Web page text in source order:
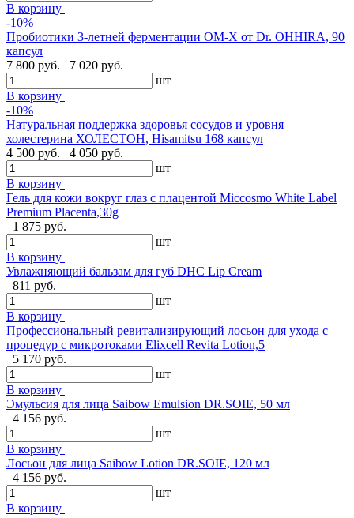
В корзину
-10%
Пробиотики 3-летней ферментации OM-X от Dr. OHHIRA, 90
капсул
7 800 руб.
7 020 руб.
шт
В корзину
-10%
Натуральная поддержка здоровья сосудов и уровня
холестерина ХОЛЕСТОН, Hisamitsu 168 капсул
4 500 руб.
4 050 руб.
шт
В корзину
Гель для кожи вокруг глаз с плацентой Miccosmo White Label
Premium Placenta,30g
1 875 руб.
шт
В корзину
Увлажняющий бальзам для губ DHC Lip Cream
811 руб.
шт
В корзину
Профессиональный ревитализирующий лосьон для ухода с
процедур с микротоками Elixcell Revita Lotion,5
5 170 руб.
шт
В корзину
Эмульсия для лица Saibow Emulsion DR.SOIE, 50 мл
4 156 руб.
шт
В корзину
Лосьон для лица Saibow Lotion DR.SOIE, 120 мл
4 156 руб.
шт
В корзину